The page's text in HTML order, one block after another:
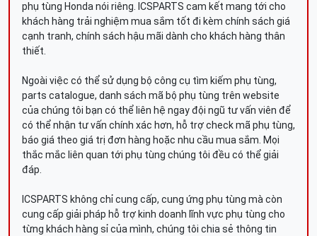
phụ tùng Honda nói riêng. ICSPARTS cam kết mang tới cho
khách hàng trải nghiệm mua sắm tốt đi kèm chính sách giá
cạnh tranh, chính sách hậu mãi dành cho khách hàng thân
thiết.
Ngoài việc có thể sử dụng bộ công cụ tìm kiếm phụ tùng,
parts catalogue, danh sách mã bộ phụ tùng trên website
của chúng tôi bạn có thể liên hệ ngay đội ngũ tư vấn viên để
có thể nhận tư vấn chính xác hơn, hỗ trợ check mã phụ tùng,
báo giá theo giá trị đơn hàng hoặc nhu cầu mua sắm. Mọi
thắc mắc liên quan tới phụ tùng chúng tôi đều có thể giải
đáp.
ICSPARTS không chỉ cung cấp, cung ứng phụ tùng mà còn
cung cấp giải pháp hỗ trợ kinh doanh lĩnh vực phụ tùng cho
từng khách hàng sỉ của mình, chúng tôi chia sẻ thông tin